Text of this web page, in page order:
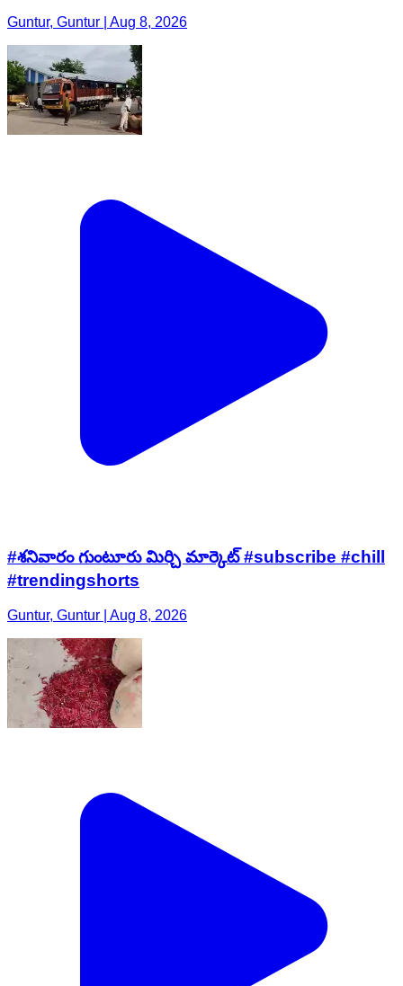
Guntur, Guntur | Aug 8, 2026
#శనివారం గుంటూరు మిర్చి మార్కెట్ #subscribe #chill
#trendingshorts
Guntur, Guntur | Aug 8, 2026